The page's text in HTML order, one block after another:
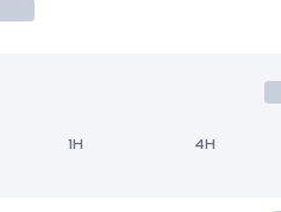
1H 4H